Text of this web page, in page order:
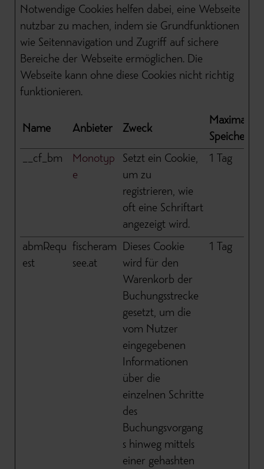
Notwendige Cookies helfen dabei, eine Webseite
nutzbar zu machen, indem sie Grundfunktionen
wie Seitennavigation und Zugriff auf sichere
Bereiche der Webseite ermöglichen. Die
Webseite kann ohne diese Cookies nicht richtig
funktionieren.
Name Anbieter Zweck
Maximale
__cf_bm
Monotyp
e
Setzt ein Cookie,
um zu
registrieren, wie
oft eine Schriftart
angezeigt wird.
1 Tag
abmRequ
est
fischeram
see.at
Dieses Cookie
wird für den
Warenkorb der
Buchungsstrecke
gesetzt, um die
vom Nutzer
eingegebenen
Informationen
über die
einzelnen Schritte
des
Buchungsvorgang
s hinweg mittels
einer gehashten
1 Tag